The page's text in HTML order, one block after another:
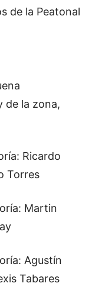
de la Peatonal
de la zona,
Ricardo
Torres
Martin
Agustín
Tabares